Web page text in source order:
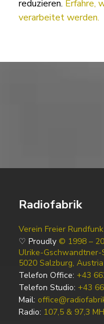
reduzieren. Erfahre,
verarbeitet werden.
Radiofabrik
Verein Freier
♡ Proudly © 1998 –
Ulrike-Gschwandtner-
5020 Salzburg, Austria
Telefon Office: +43
Telefon Studio: +43
Mail:
Radio: 107,5 & 97,3